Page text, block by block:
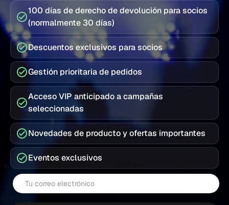
100 días de derecho de devolución para socios
(normalmente 30 días)
Descuentos exclusivos para socios
Gestión prioritaria de pedidos
Acceso VIP anticipado a campañas
seleccionadas
Novedades de producto y ofertas importantes
Eventos exclusivos
Correo electrónico